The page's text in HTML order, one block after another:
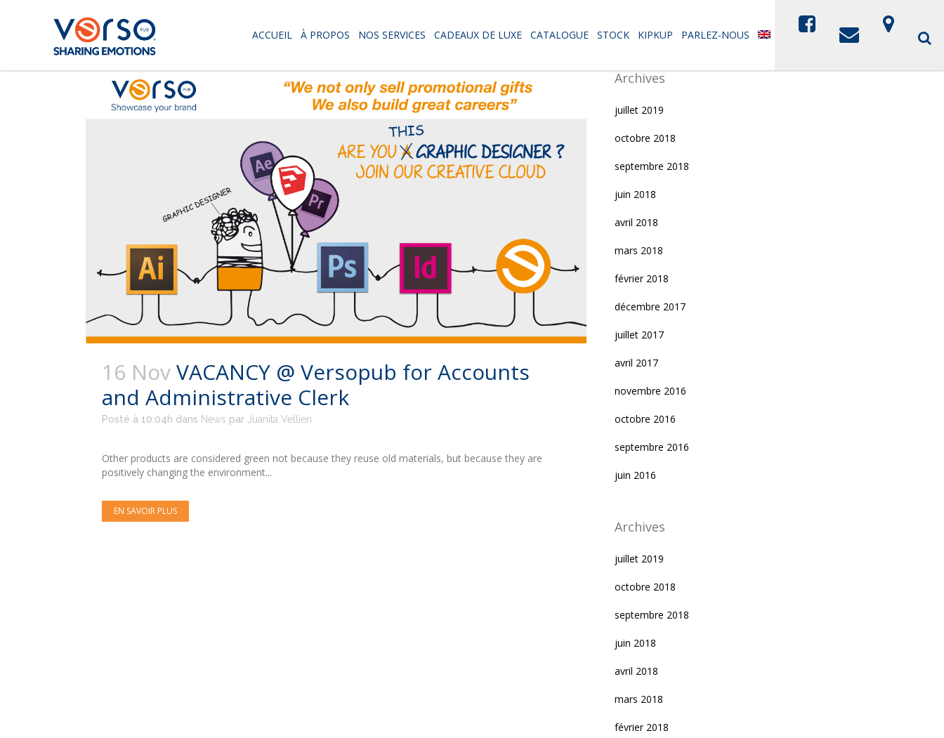
ACCUEIL À PROPOS NOS SERVICES CADEAUX DE LUXE CATALOGUE STOCK KIPKUP PARLEZ-NOUS
16 NovVACANCY @ Versopub for Accounts
and Administrative Clerk
Posté à 10:04h dans News par Juanita Vellien
Other products are considered green not because they reuse old materials, but because they are
positively changing the environment...
EN SAVOIR PLUS
Archives
juillet 2019
octobre 2018
septembre 2018
juin 2018
avril 2018
mars 2018
février 2018
décembre 2017
juillet 2017
avril 2017
novembre 2016
octobre 2016
septembre 2016
juin 2016
Archives
juillet 2019
octobre 2018
septembre 2018
juin 2018
avril 2018
mars 2018
février 2018